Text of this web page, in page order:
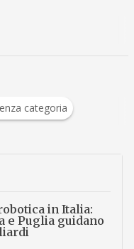
categoria
in Italia:
e Puglia guidano